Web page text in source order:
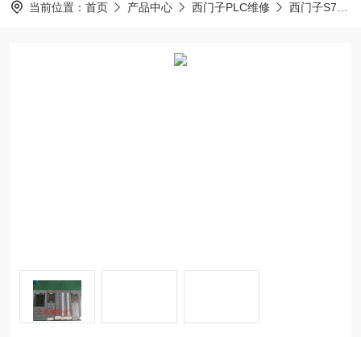
当前位置： 首页 产品中心 西门子PLC维修 西门子S7-1500PLC解密